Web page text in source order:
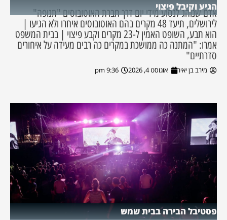
הגיע וקיבל פיצוי
אדם שנוהג לנסוע מידי יום דרך חברת האוטובוסים "תנופה"
לירושלים, תיעד 48 מקרים בהם האוטובוסים איחרו ולא הגיעו |
הוא תבע, השופט האמין ל-23 מקרים וקבע פיצוי | בבית המשפט
אמרו: "המתנה כה ממושכת במקרים כה רבים מעידה על איחורים
סדרתיים"
מירב בן יאיר אוגוסט 4, 2026 9:36 pm
פסטיבל הבירה בבית שמש